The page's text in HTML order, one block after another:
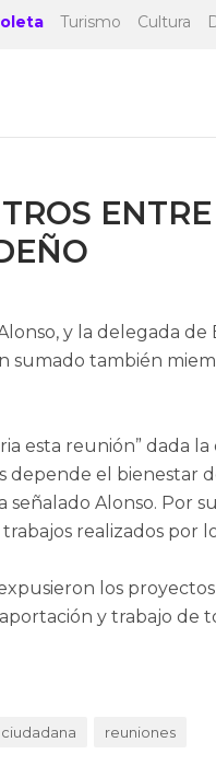
Turismo Cultura
y la delegada
sumado también
esta reunión” dada
depende el
señalado Alonso. Por
realizados
los
y trabajo de
reuniones